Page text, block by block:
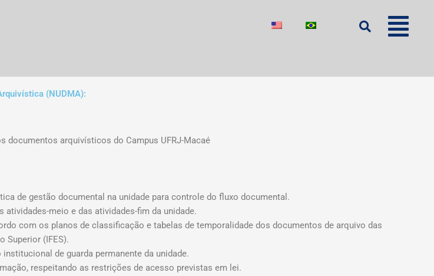
(NUDMA):
documentos arquivísticos do Campus UFRJ-Macaé
de gestão documental na unidade para controle do fluxo documental.
meio e das atividades-fim da unidade.
com os planos de classificação e tabelas de temporalidade dos documentos de arquivo das
Superior (IFES).
institucional de guarda permanente da unidade.
respeitando as restrições de acesso previstas em lei.